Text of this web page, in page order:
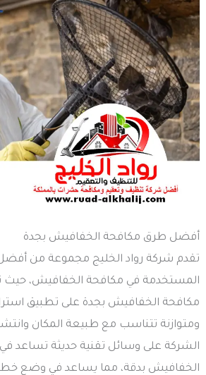
أفضل طرق مكافحة الخفافيش بجدة
تقدم شركة رواد الخليج مجموعة من
المستخدمة في مكافحة الخفافيش،
مكافحة الخفافيش بجدة على تطبيق
ومتوازنة تتناسب مع طبيعة المكان
الشركة على وسائل تقنية حديثة تساعد
الخفافيش بدقة، مما يساعد في وضع